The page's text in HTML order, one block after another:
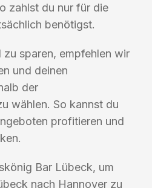
zahlst du nur für die
benötigst.
zu sparen, empfehlen wir
und deinen
der
wählen. So kannst du
profitieren und
Bar Lübeck, um
nach Hannover zu